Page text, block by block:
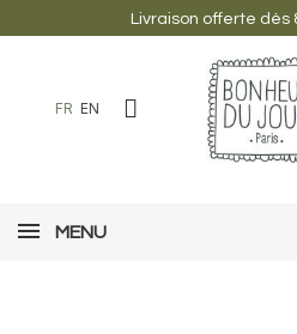
Livraison offerte dès
FR EN
MENU